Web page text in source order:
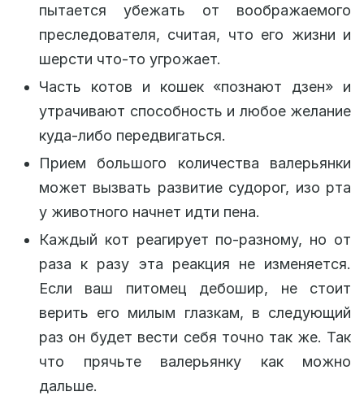
пытается убежать от воображаемого
преследователя, считая, что его жизни и
шерсти что-то угрожает.
Часть котов и кошек «познают дзен» и
утрачивают способность и любое желание
куда-либо передвигаться.
Прием большого количества валерьянки
может вызвать развитие судорог, изо рта
у животного начнет идти пена.
Каждый кот реагирует по-разному, но от
раза к разу эта реакция не изменяется.
Если ваш питомец дебошир, не стоит
верить его милым глазкам, в следующий
раз он будет вести себя точно так же. Так
что прячьте валерьянку как можно
дальше.